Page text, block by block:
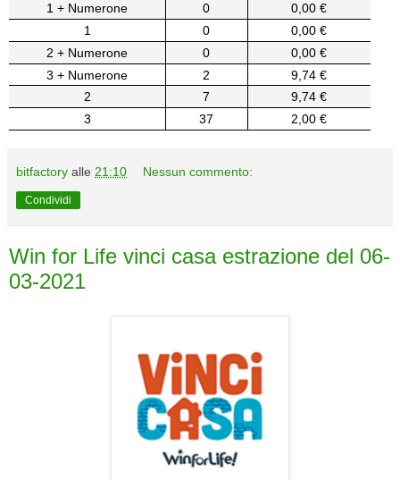
1 + Numerone
0
0,00 €
1
0
0,00 €
2 + Numerone
0
0,00 €
3 + Numerone
2
9,74 €
2
7
9,74 €
3
37 2,00 €
bitfactory alle 21:10 Nessun commento:
Condividi
Win for Life vinci casa estrazione del 06-
03-2021